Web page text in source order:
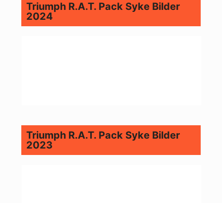
Triumph R.A.T. Pack Syke Bilder
2024
Triumph R.A.T. Pack Syke Bilder
2023